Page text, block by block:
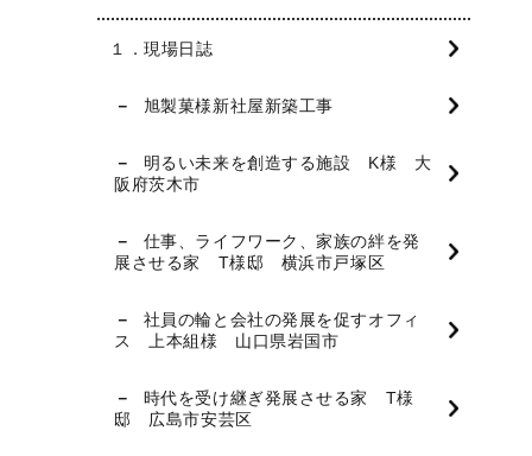
１．現場日誌
旭製菓様新社屋新築工事
明るい未来を創造する施設 K様 大
阪府茨木市
仕事、ライフワーク、家族の絆を発
展させる家 T様邸 横浜市戸塚区
社員の輪と会社の発展を促すオフィ
ス 上本組様 山口県岩国市
時代を受け継ぎ発展させる家 T様
邸 広島市安芸区